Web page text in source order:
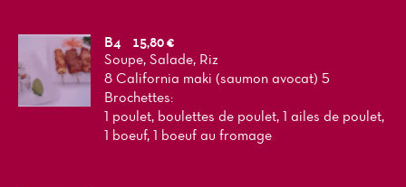
B4
15,80 €
Soupe, Salade, Riz
8 California maki (saumon avocat) 5
Brochettes:
1 poulet, boulettes de poulet, 1 ailes de poulet,
1 boeuf, 1 boeuf au fromage